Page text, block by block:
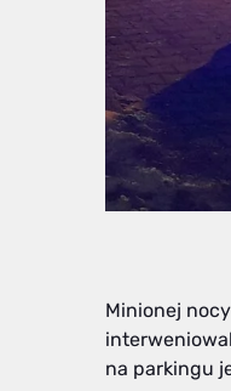
Minionej
na parkingu